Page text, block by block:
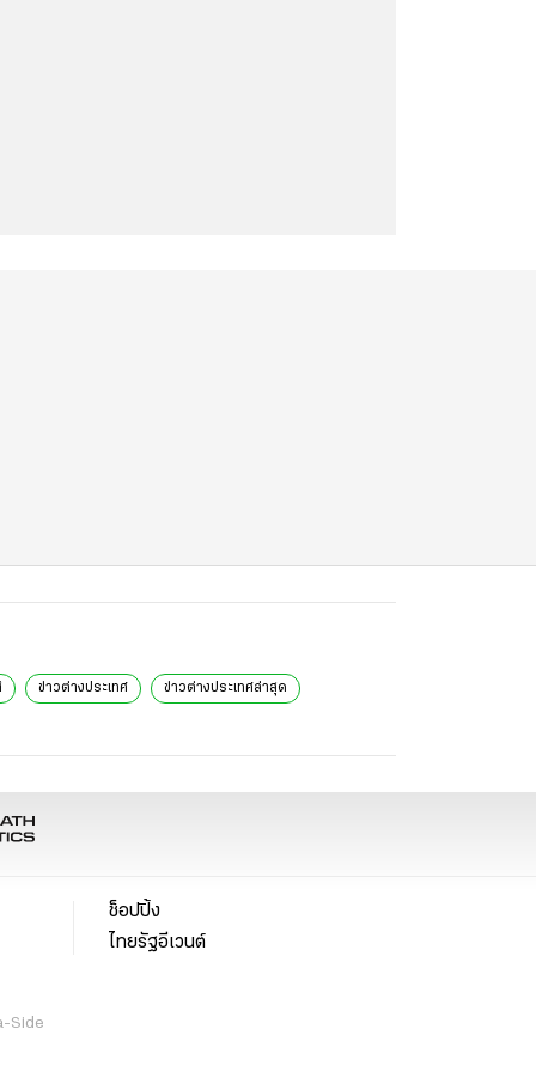
ข่าวต่างประเทศ ข่าวต่างประเทศล่าสุด
Side
ช็อปปิ้ง
ไทยรัฐอีเวนต์